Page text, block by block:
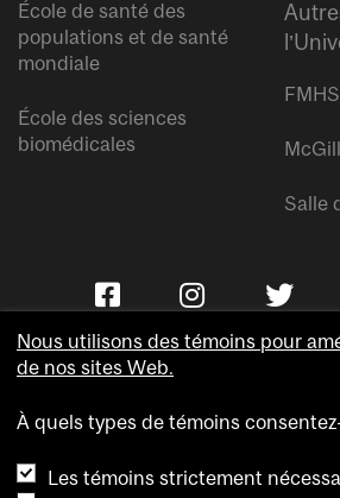
École de santé des
populations et de santé
mondiale
École des sciences
biomédicales
Salle
Accessibilité
Nous utilisons des témoins pour
de nos sites Web.
À quels types de témoins
Les témoins strictement